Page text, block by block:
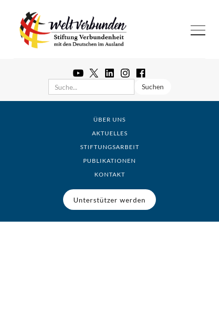
ÜBER UNS
AKTUELLES
STIFTUNGSARBEIT
PUBLIKATIONEN
KONTAKT
Unterstützer werden